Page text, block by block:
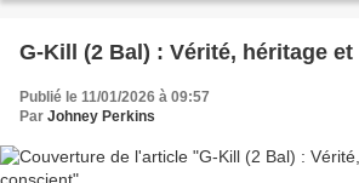
G-Kill (2 Bal) : Vérité, héritage
Publié le 11/01/2026 à 09:57
Par Johney Perkins